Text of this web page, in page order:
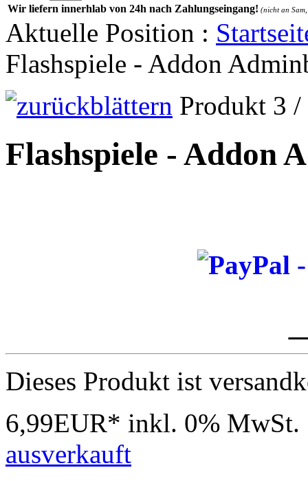
Wir liefern innerhlab von 24h nach Zahlungseingang! (nicht an
Aktuelle Position :
Flashspiele - Addon
Produkt 3
Flashspiele - Addon
Dieses Produkt ist
6,99EUR* inkl. 0% MwSt.
ausverkauft